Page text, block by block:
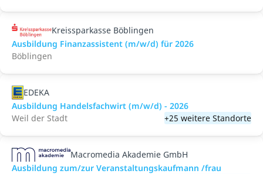
Kreissparkasse Böblingen
Ausbildung Finanzassistent (m/w/d) für 2026
Böblingen
EDEKA
Ausbildung Handelsfachwirt (m/w/d) - 2026
Weil der Stadt
+25 weitere Standorte
Macromedia Akademie GmbH
Ausbildung zum/zur Veranstaltungs­kaufmann /frau